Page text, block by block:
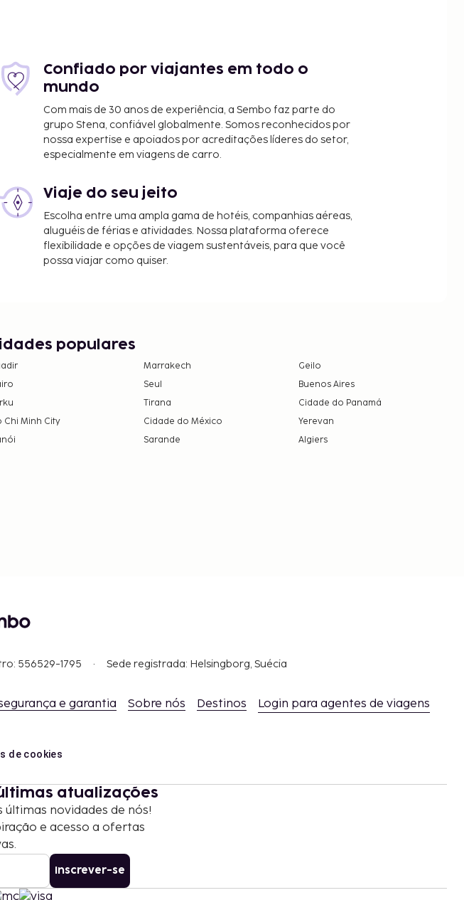
Confiado por viajantes em todo o
mundo
Com mais de 30 anos de experiência, a Sembo faz parte do
grupo Stena, confiável globalmente. Somos reconhecidos por
nossa expertise e apoiados por acreditações líderes do setor,
especialmente em viagens de carro.
Viaje do seu jeito
Escolha entre uma ampla gama de hotéis, companhias aéreas,
aluguéis de férias e atividades. Nossa plataforma oferece
flexibilidade e opções de viagem sustentáveis, para que você
possa viajar como quiser.
populares
Marrakech
Geilo
Seul
Buenos Aires
Tirana
Cidade do Panamá
Chi Minh City
Cidade do México
Yerevan
Sarande Algiers
556529-1795 Sede registrada: Helsingborg, Suécia
e garantia Sobre nós Destinos Login para agentes de viagens
de cookies
atualizações
novidades de nós!
e acesso a ofertas
Inscrever-se